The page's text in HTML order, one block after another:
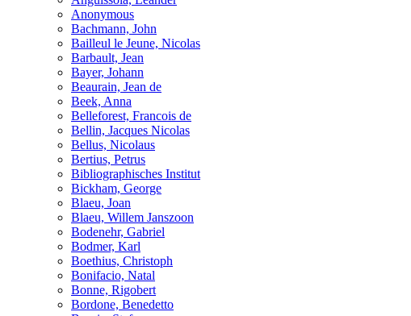
Anonymous
Bachmann, John
Bailleul le Jeune, Nicolas
Barbault, Jean
Bayer, Johann
Beaurain, Jean de
Beek, Anna
Belleforest, Francois de
Bellin, Jacques Nicolas
Bellus, Nicolaus
Bertius, Petrus
Bibliographisches Institut
Bickham, George
Blaeu, Joan
Blaeu, Willem Janszoon
Bodenehr, Gabriel
Bodmer, Karl
Boethius, Christoph
Bonifacio, Natal
Bonne, Rigobert
Bordone, Benedetto